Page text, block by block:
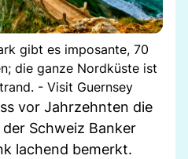
gibt es imposante, 70
die ganze Nordküste ist
- Visit Guernsey
vor Jahrzehnten die
Schweiz Banker
lachend bemerkt.